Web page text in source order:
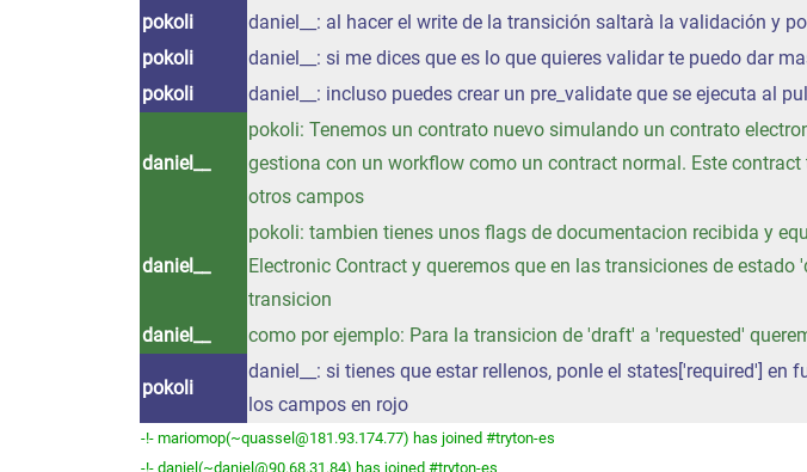
pokoli daniel__: al hacer el write de la transición saltarà la validación y
pokoli
daniel__: si me dices que es lo que quieres validar te puedo dar
pokoli
daniel__: incluso puedes crear un pre_validate que se ejecuta al
daniel__
pokoli: Tenemos un contrato nuevo simulando un contrato
gestiona con un workflow como un contract normal. Este
otros campos
daniel__
pokoli: tambien tienes unos flags de documentacion recibida y
Electronic Contract y queremos que en las transiciones de
transicion
daniel__ como por ejemplo: Para la transicion de 'draft' a 'requested'
pokoli
daniel__: si tienes que estar rellenos, ponle el states['required']
los campos en rojo
-!- mariomop(~quassel@181.93.174.77) has joined #tryton-es
-!- daniel(~daniel@90.68.31.84) has joined #tryton-es